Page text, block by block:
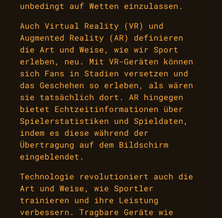
unbedingt auf Wetten einzulassen.
Auch Virtual Reality (VR) und
Augmented Reality (AR) definieren
die Art und Weise, wie wir Sport
erleben, neu. Mit VR-Geräten können
sich Fans in Stadien versetzen und
das Geschehen so erleben, als wären
sie tatsächlich dort. AR hingegen
bietet Echtzeitinformationen über
Spielerstatistiken und Spieldaten,
indem es diese während der
Übertragung auf dem Bildschirm
eingeblendet.
Technologie revolutioniert auch die
Art und Weise, wie Sportler
trainieren und ihre Leistung
verbessern. Tragbare Geräte wie